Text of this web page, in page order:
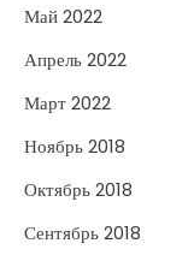
Май 2022
Апрель 2022
Март 2022
Ноябрь 2018
Октябрь 2018
Сентябрь 2018